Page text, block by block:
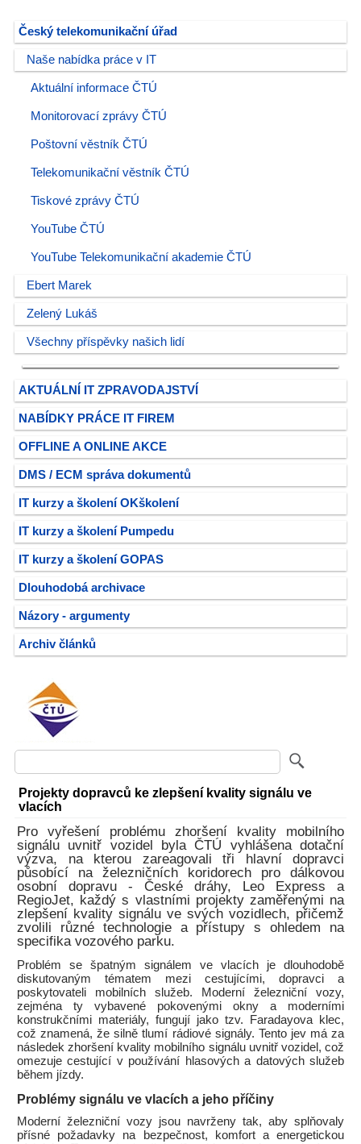
Český telekomunikační úřad
Naše nabídka práce v IT
Aktuální informace ČTÚ
Monitorovací zprávy ČTÚ
Poštovní věstník ČTÚ
Telekomunikační věstník ČTÚ
Tiskové zprávy ČTÚ
YouTube ČTÚ
YouTube Telekomunikační akademie ČTÚ
Ebert Marek
Zelený Lukáš
Všechny příspěvky našich lidí
AKTUÁLNÍ IT ZPRAVODAJSTVÍ
NABÍDKY PRÁCE IT FIREM
OFFLINE A ONLINE AKCE
DMS / ECM správa dokumentů
IT kurzy a školení OKškolení
IT kurzy a školení Pumpedu
IT kurzy a školení GOPAS
Dlouhodobá archivace
Názory - argumenty
Archiv článků
Projekty dopravců ke zlepšení kvality signálu ve
vlacích
Pro vyřešení problému zhoršení kvality mobilního
signálu uvnitř vozidel byla ČTÚ vyhlášena dotační
výzva, na kterou zareagovali tři hlavní dopravci
působící na železničních koridorech pro dálkovou
osobní dopravu - České dráhy, Leo Express a
RegioJet, každý s vlastními projekty zaměřenými na
zlepšení kvality signálu ve svých vozidlech, přičemž
zvolili různé technologie a přístupy s ohledem na
specifika vozového parku.
Problém se špatným signálem ve vlacích je dlouhodobě
diskutovaným tématem mezi cestujícími, dopravci a
poskytovateli mobilních služeb. Moderní železniční vozy,
zejména ty vybavené pokovenými okny a moderními
konstrukčními materiály, fungují jako tzv. Faradayova klec,
což znamená, že silně tlumí rádiové signály. Tento jev má za
následek zhoršení kvality mobilního signálu uvnitř vozidel, což
omezuje cestující v používání hlasových a datových služeb
během jízdy.
Problémy signálu ve vlacích a jeho příčiny
Moderní železniční vozy jsou navrženy tak, aby splňovaly
přísné požadavky na bezpečnost, komfort a energetickou